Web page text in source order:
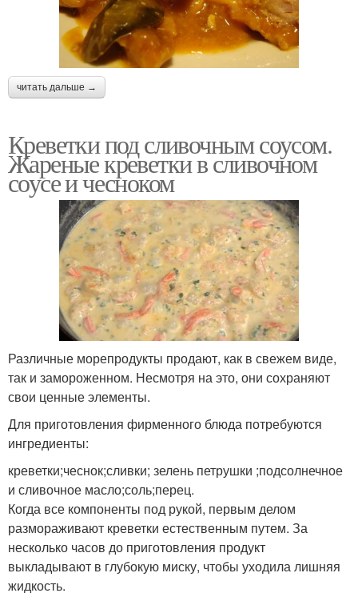
читать дальше →
Креветки под сливочным соусом.
Жареные креветки в сливочном
соусе и чесноком
Различные морепродукты продают, как в свежем виде,
так и замороженном. Несмотря на это, они сохраняют
свои ценные элементы.
Для приготовления фирменного блюда потребуются
ингредиенты:
креветки;чеснок;сливки; зелень петрушки ;подсолнечное
и сливочное масло;соль;перец.
Когда все компоненты под рукой, первым делом
размораживают креветки естественным путем. За
несколько часов до приготовления продукт
выкладывают в глубокую миску, чтобы уходила лишняя
жидкость.